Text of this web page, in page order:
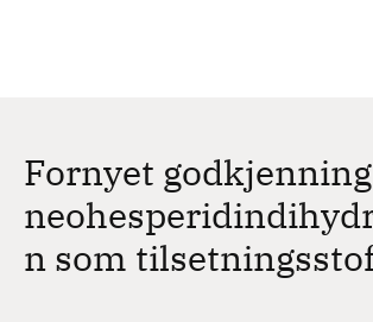
Fornyet
n som